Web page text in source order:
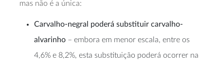
mas não é a única:
Carvalho-negral poderá substituir carvalho-
alvarinho – embora em menor escala, entre os
4,6% e 8,2%, esta substituição poderá ocorrer na